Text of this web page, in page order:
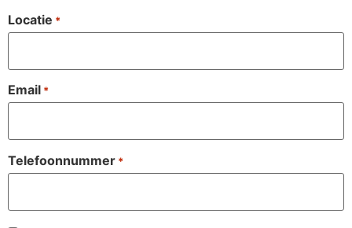
Locatie *
Email *
Telefoonnummer *